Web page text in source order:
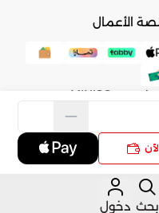
بحث دخول
الأعمال
ميني سو MINISO